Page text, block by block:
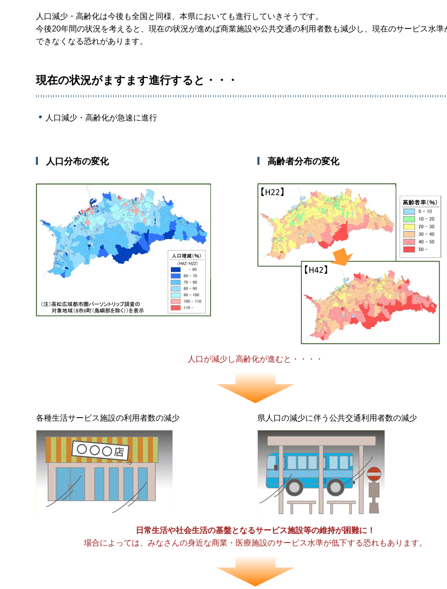
人口減少・高齢化は今後も全国と同様、本県においても進行していきそうです。
今後20年間の状況を考えると、現在の状況が進めば商業施設や公共交通の利用者数も減少し、現在のサービス水準
できなくなる恐れがあります。
現在の状況がますます進行すると・・・
人口減少・高齢化が急速に進行
人口分布の変化 高齢者分布の変化
人口が減少し高齢化が進むと・・・・
各種生活サービス施設の利用者数の減少 県人口の減少に伴う公共交通利用者数の減少
日常生活や社会生活の基盤となるサービス施設等の維持が困難に！
場合によっては、みなさんの身近な商業・医療施設のサービス水準が低下する恐れもあります。